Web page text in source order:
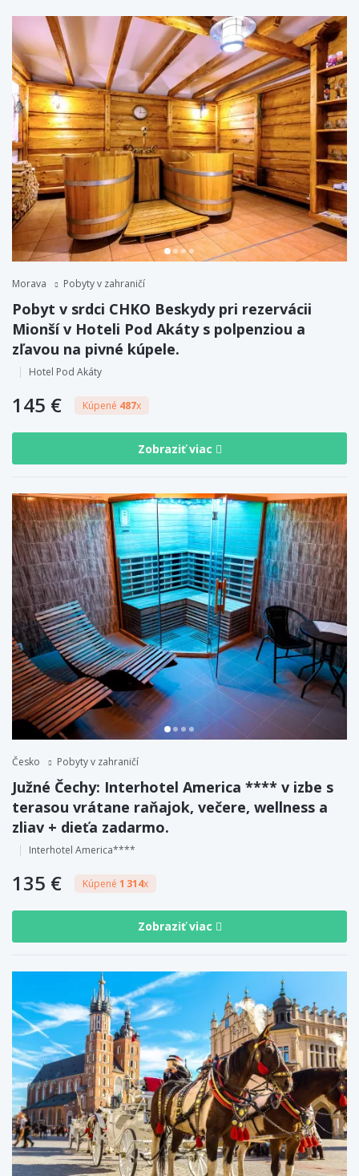
Morava Pobyty v zahraničí
Pobyt v srdci CHKO Beskydy pri rezervácii
Mionší v Hoteli Pod Akáty s polpenziou a
zľavou na pivné kúpele.
Hotel Pod Akáty
145 € Kúpené 487x
Zobraziť viac
Česko Pobyty v zahraničí
Južné Čechy: Interhotel America **** v izbe s
terasou vrátane raňajok, večere, wellness a
zliav + dieťa zadarmo.
Interhotel America****
135 € Kúpené 1 314x
Zobraziť viac